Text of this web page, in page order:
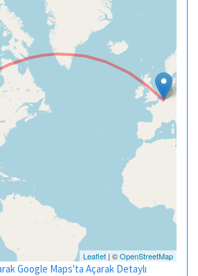
Leaflet | ©OpenStreetMap
Google Maps'ta Açarak Detaylı